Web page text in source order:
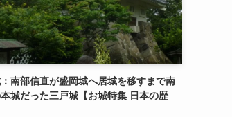
南部信直が盛岡城へ居城を移すまで南
城だった三戸城【お城特集 日本の歴